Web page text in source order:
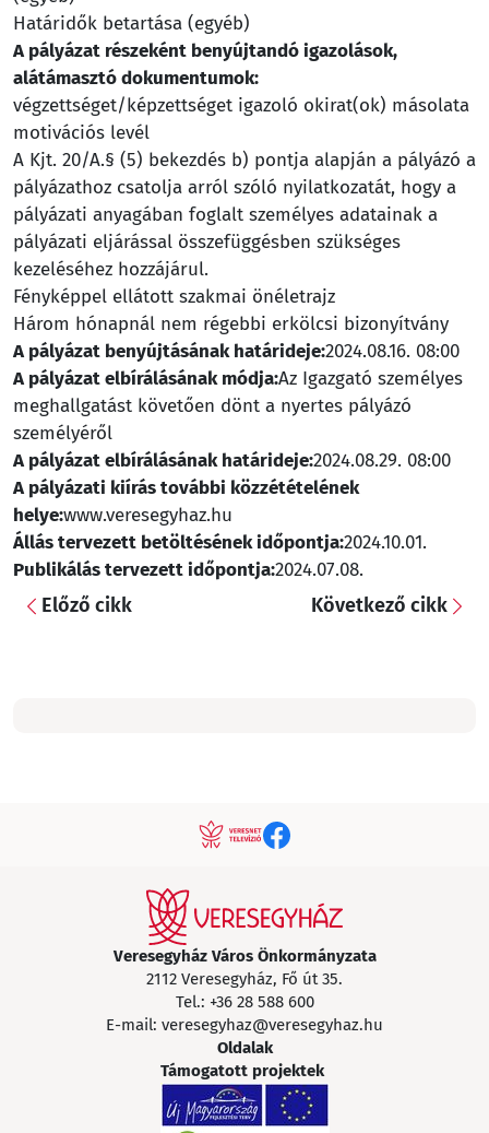
Határidők betartása (egyéb)
A pályázat részeként benyújtandó igazolások,
alátámasztó dokumentumok:
végzettséget/képzettséget igazoló okirat(ok) másolata
motivációs levél
A Kjt. 20/A.§ (5) bekezdés b) pontja alapján a pályázó a
pályázathoz csatolja arról szóló nyilatkozatát, hogy a
pályázati anyagában foglalt személyes adatainak a
pályázati eljárással összefüggésben szükséges
kezeléséhez hozzájárul.
Fényképpel ellátott szakmai önéletrajz
Három hónapnál nem régebbi erkölcsi bizonyítvány
A pályázat benyújtásának határideje:2024.08.16. 08:00
A pályázat elbírálásának módja:Az Igazgató személyes
meghallgatást követően dönt a nyertes pályázó
személyéről
A pályázat elbírálásának határideje:2024.08.29. 08:00
A pályázati kiírás további közzétételének
helye:www.veresegyhaz.hu
Állás tervezett betöltésének időpontja:2024.10.01.
Publikálás tervezett időpontja:2024.07.08.
Előző cikk Következő cikk
Veresegyház Város Önkormányzata
2112 Veresegyház, Fő út 35.
Tel.: +36 28 588 600
E-mail: veresegyhaz@veresegyhaz.hu
Oldalak
Támogatott projektek